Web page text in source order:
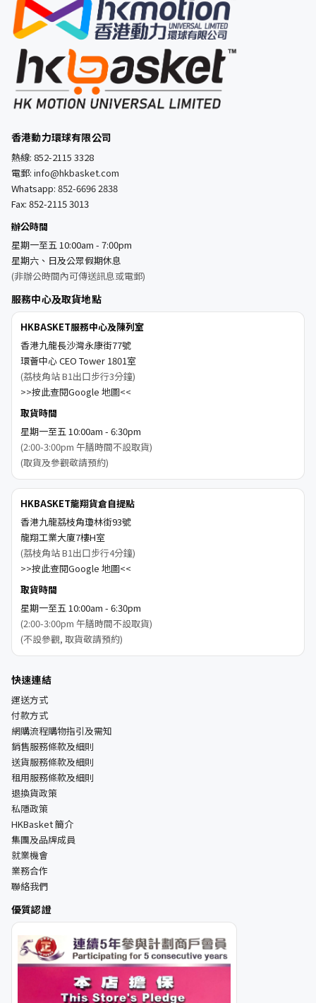
香港動力環球有限公司
熱線: 852-2115 3328
電郵: info@hkbasket.com
Whatsapp: 852-6696 2838
Fax: 852-2115 3013
辦公時間
星期一至五 10:00am - 7:00pm
星期六、日及公眾假期休息
(非辦公時間內可傳送訊息或電郵)
服務中心及取貨地點
HKBASKET服務中心及陳列室
香港九龍長沙灣永康街77號
環薈中心 CEO Tower 1801室
(荔枝角站 B1出口步行3分鐘)
>>按此查閱Google 地圖<<
取貨時間
星期一至五 10:00am - 6:30pm
(2:00-3:00pm 午膳時間不設取貨)
(取貨及參觀敬請預約)
HKBASKET龍翔貨倉自提點
香港九龍荔枝角瓊林街93號
龍翔工業大廈7樓H室
(荔枝角站 B1出口步行4分鐘)
>>按此查閱Google 地圖<<
取貨時間
星期一至五 10:00am - 6:30pm
(2:00-3:00pm 午膳時間不設取貨)
(不設參觀, 取貨敬請預約)
快速連結
運送方式
付款方式
網購流程購物指引及需知
銷售服務條款及細則
送貨服務條款及細則
租用服務條款及細則
退換貨政策
私隱政策
HKBasket 簡介
集團及品牌成員
就業機會
業務合作
聯絡我們
優質認證